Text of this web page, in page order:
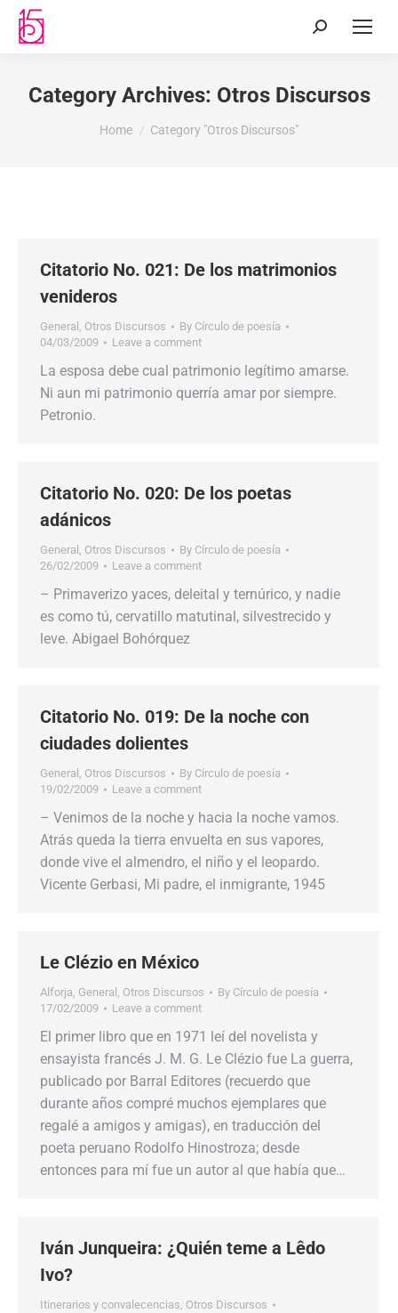
Category Archives: Otros Discursos
You are here:
Home Category "Otros Discursos"
Citatorio No. 021: De los matrimonios
venideros
General , Otros Discursos By Círculo de poesía
04/03/2009
Leave a comment
La esposa debe cual patrimonio legítimo amarse.
Ni aun mi patrimonio querría amar por siempre.
Petronio.
Citatorio No. 020: De los poetas
adánicos
General , Otros Discursos By Círculo de poesía
26/02/2009
Leave a comment
– Primaverizo yaces, deleital y ternúrico, y nadie
es como tú, cervatillo matutinal, silvestrecido y
leve. Abigael Bohórquez
Citatorio No. 019: De la noche con
ciudades dolientes
General , Otros Discursos By Círculo de poesía
19/02/2009
Leave a comment
– Venimos de la noche y hacia la noche vamos.
Atrás queda la tierra envuelta en sus vapores,
donde vive el almendro, el niño y el leopardo.
Vicente Gerbasi, Mi padre, el inmigrante, 1945
Le Clézio en México
Alforja, General , Otros Discursos By Círculo de poesía
17/02/2009
Leave a comment
El primer libro que en 1971 leí del novelista y
ensayista francés J. M. G. Le Clézio fue La guerra,
publicado por Barral Editores (recuerdo que
durante años compré muchos ejemplares que
regalé a amigos y amigas), en traducción del
poeta peruano Rodolfo Hinostroza; desde
entonces para mí fue un autor al que había que…
Iván Junqueira: ¿Quién teme a Lêdo
Ivo?
Itinerarios y convalecencias, Otros Discursos